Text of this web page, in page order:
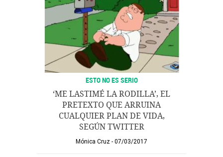
ESTO NO ES SERIO
‘ME LASTIMÉ LA RODILLA’, EL
PRETEXTO QUE ARRUINA
CUALQUIER PLAN DE VIDA,
SEGÚN TWITTER
Mónica Cruz 07/03/2017